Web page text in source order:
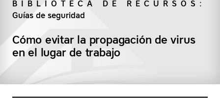
BIBLIOTECA DE RECURSOS :
Guías de seguridad
Cómo evitar la propagación de virus
en el lugar de trabajo